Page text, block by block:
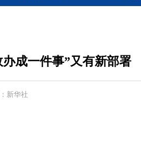
成一件事”又有新部署
新华社